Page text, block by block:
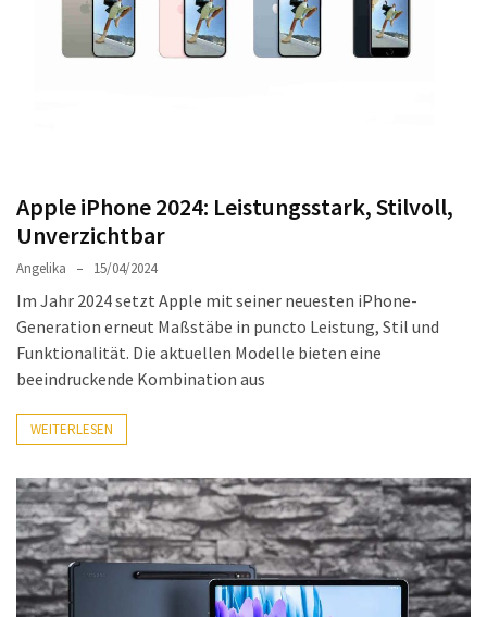
Smartwatches
(13)
Handytarif
(38)
Angebote
Handytarif-
Vergleich
(18)
Apple iPhone 2024: Leistungsstark, Stilvoll,
Unverzichtbar
Angelika 15/04/2024
Im Jahr 2024 setzt Apple mit seiner neuesten iPhone-
Generation erneut Maßstäbe in puncto Leistung, Stil und
Funktionalität. Die aktuellen Modelle bieten eine
beeindruckende Kombination aus
WEITERLESEN